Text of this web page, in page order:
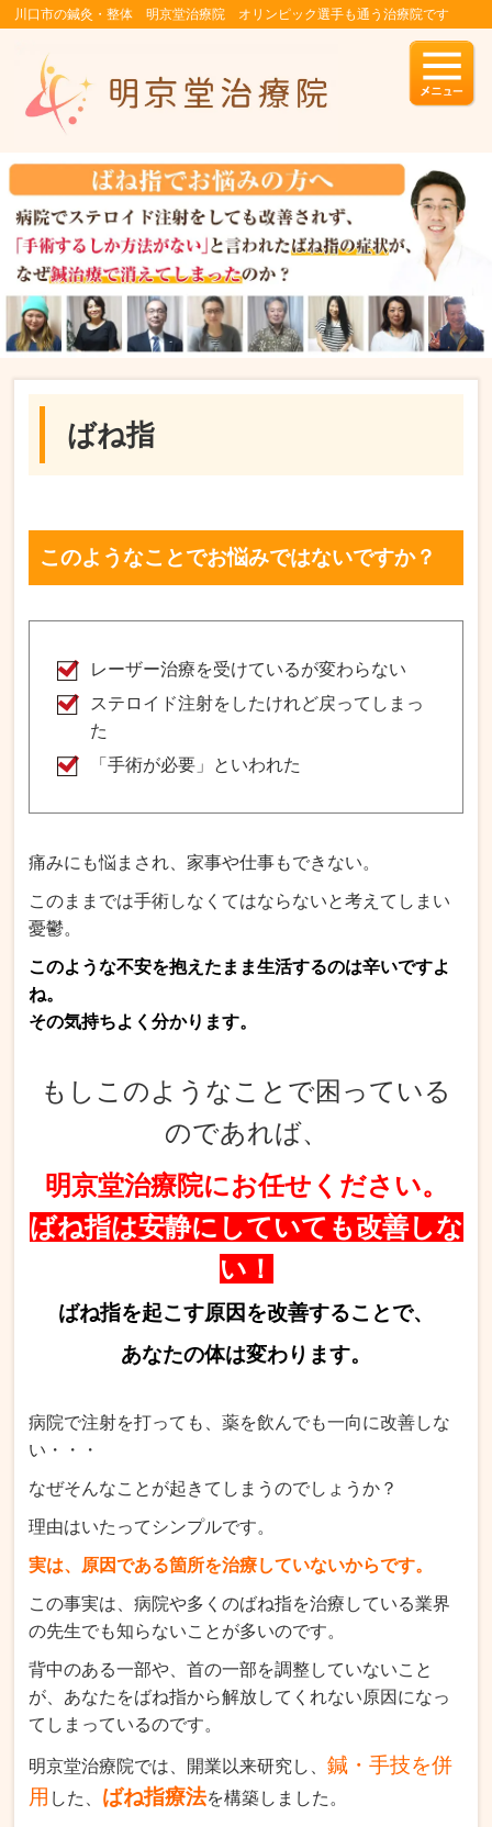
川口市の鍼灸・整体 明京堂治療院 オリンピック選手も通う治療院です
ばね指
このようなことでお悩みではないですか？
レーザー治療を受けているが変わらない
ステロイド注射をしたけれど戻ってしまっ
た
「手術が必要」といわれた
痛みにも悩まされ、家事や仕事もできない。
このままでは手術しなくてはならないと考えてしまい
憂鬱。
このような不安を抱えたまま生活するのは辛いですよ
ね。
その気持ちよく分かります。
もしこのようなことで困っている
のであれば、
明京堂治療院にお任せください。
ばね指は安静にしていても改善しな
い！
ばね指を起こす原因を改善することで、
あなたの体は変わります。
病院で注射を打っても、薬を飲んでも一向に改善しな
い・・・
なぜそんなことが起きてしまうのでしょうか？
理由はいたってシンプルです。
実は、原因である箇所を治療していないからです。
この事実は、病院や多くのばね指を治療している業界
の先生でも知らないことが多いのです。
背中のある一部や、首の一部を調整していないこと
が、あなたをばね指から解放してくれない原因になっ
てしまっているのです。
明京堂治療院では、開業以来研究し、鍼・手技を併
用 した、 ばね指療法を構築しました。